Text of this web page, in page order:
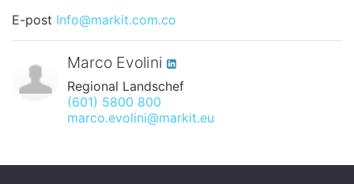
E-post Info@markit.com.co
Marco Evolini
Regional Landschef
(601) 5800 800
marco.evolini@markit.eu